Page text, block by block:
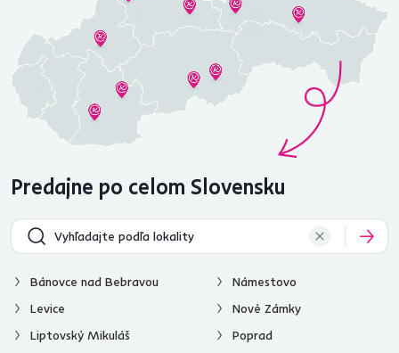
Predajne po celom Slovensku
Bánovce nad Bebravou
Levice
Liptovský Mikuláš
Námestovo
Nové Zámky
Poprad